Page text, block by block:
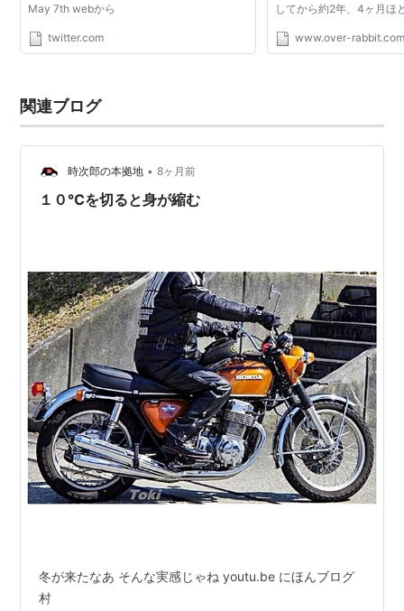
May 7th webから
twitter.com
してから約2年、4ヶ月ほ
と、排気パイプをつけて
www.over-
関連ブログ
時次郎の本拠地 • 8ヶ月前
１０℃を切ると身が縮む
冬が来たなあ そんな実感じゃね youtu.be にほんブログ
村